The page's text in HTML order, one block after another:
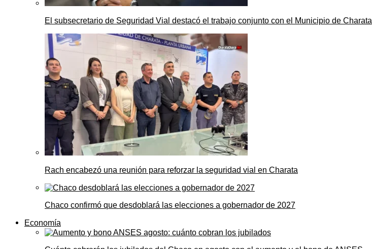
El subsecretario de Seguridad Vial destacó el trabajo conjunto con el Municipio de Charata
Rach encabezó una reunión para reforzar la seguridad vial en Charata
Chaco confirmó que desdoblará las elecciones a gobernador de 2027
Economía